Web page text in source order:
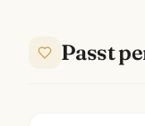
Passt